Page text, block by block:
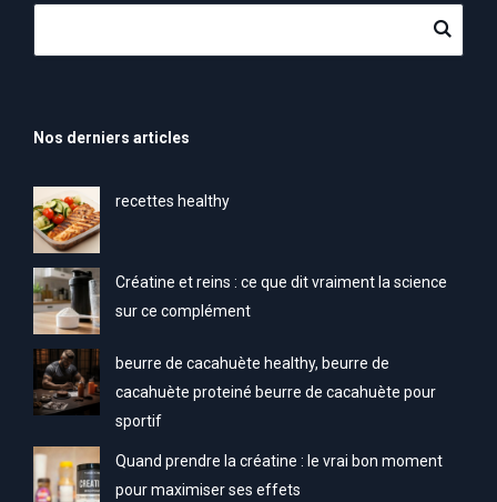
Nos derniers articles
recettes healthy
Créatine et reins : ce que dit vraiment la science
sur ce complément
beurre de cacahuète healthy, beurre de
cacahuète proteiné beurre de cacahuète pour
sportif
Quand prendre la créatine : le vrai bon moment
pour maximiser ses effets